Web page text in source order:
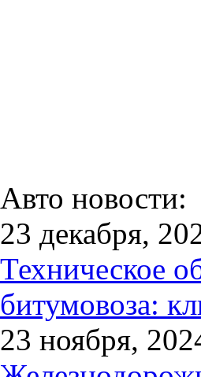
Авто новости:
23 декабря,
Техническое
битумовоза:
23 ноября,